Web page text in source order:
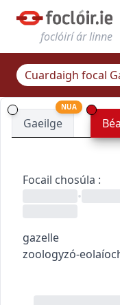
foclóirí ár linne
Gaeilge
NUA
Focail chosúla :
•
gazelle
zoologyzó-